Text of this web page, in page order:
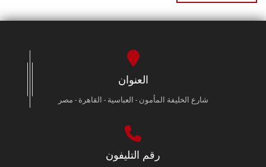
العنوان
شارع الخليفة المأمون - العباسية - القاهرة - مصر
رقم التليفون